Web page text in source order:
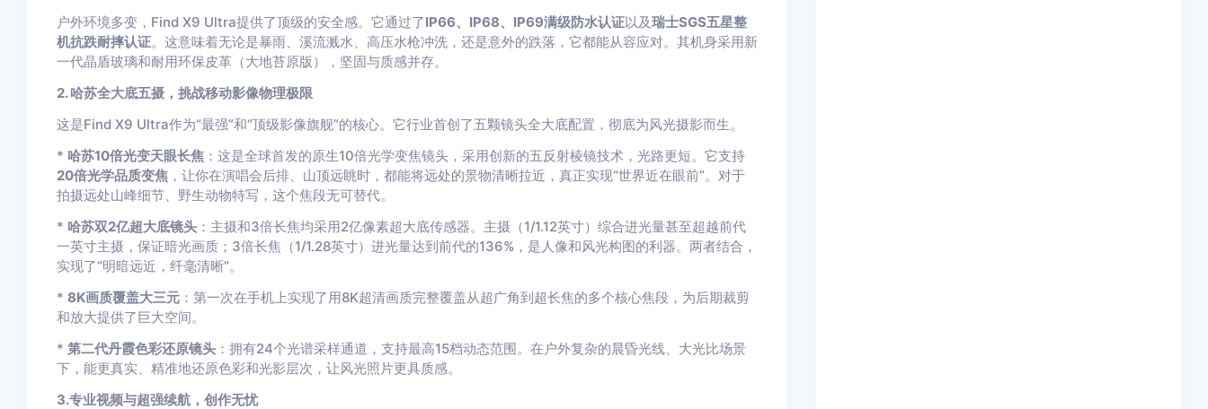
户外环境多变，Find X9 Ultra提供了顶级的安全感。它通过了IP66、IP68、IP69满级防水认证以及瑞士SGS五星整
机抗跌耐摔认证。这意味着无论是暴雨、溪流溅水、高压水枪冲洗，还是意外的跌落，它都能从容应对。其机身采用新
一代晶盾玻璃和耐用环保皮革（大地苔原版），坚固与质感并存。
2. 哈苏全大底五摄，挑战移动影像物理极限
这是Find X9 Ultra作为“最强”和“顶级影像旗舰”的核心。它行业首创了五颗镜头全大底配置，彻底为风光摄影而生。
* 哈苏10倍光变天眼长焦：这是全球首发的原生10倍光学变焦镜头，采用创新的五反射棱镜技术，光路更短。它支持
20倍光学品质变焦，让你在演唱会后排、山顶远眺时，都能将远处的景物清晰拉近，真正实现“世界近在眼前”。对于
拍摄远处山峰细节、野生动物特写，这个焦段无可替代。
* 哈苏双2亿超大底镜头：主摄和3倍长焦均采用2亿像素超大底传感器。主摄（1/1.12英寸）综合进光量甚至超越前代
一英寸主摄，保证暗光画质；3倍长焦（1/1.28英寸）进光量达到前代的136%，是人像和风光构图的利器。两者结合，
实现了“明暗远近，纤毫清晰”。
* 8K画质覆盖大三元：第一次在手机上实现了用8K超清画质完整覆盖从超广角到超长焦的多个核心焦段，为后期裁剪
和放大提供了巨大空间。
* 第二代丹霞色彩还原镜头：拥有24个光谱采样通道，支持最高15档动态范围。在户外复杂的晨昏光线、大光比场景
下，能更真实、精准地还原色彩和光影层次，让风光照片更具质感。
3.专业视频与超强续航，创作无忧